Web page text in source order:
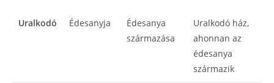
Uralkodó Édesanyja
Édesanya
származása
Uralkodó ház,
ahonnan az
édesanya
származik